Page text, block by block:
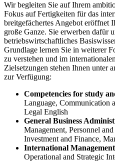
Wir begleiten Sie auf Ihrem
Fokus auf Fertigkeiten für das
breitgefächertes Angebot eröffnet
große Ganze. Sie erwerben dafür
betriebswirtschaftliches
Grundlage lernen Sie in weiterer
zu verstehen und im
Zielsetzungen stehen Ihnen unter
zur Verfügung:
Competencies for study
Language, Communication
Legal English
General Business
Management, Personnel
Investment and Finance,
International Management
Operational and Strategic